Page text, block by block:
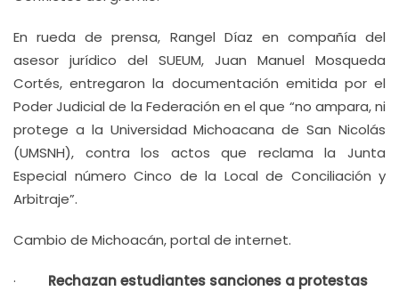
En rueda de prensa, Rangel Díaz en compañía del
asesor jurídico del SUEUM, Juan Manuel Mosqueda
Cortés, entregaron la documentación emitida por el
Poder Judicial de la Federación en el que “no ampara, ni
protege a la Universidad Michoacana de San Nicolás
(UMSNH), contra los actos que reclama la Junta
Especial número Cinco de la Local de Conciliación y
Arbitraje”.
Cambio de Michoacán, portal de internet.
· Rechazan estudiantes sanciones a protestas